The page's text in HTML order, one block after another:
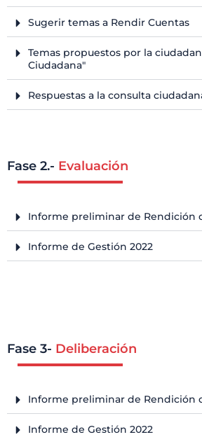
Sugerir temas a Rendir Cuentas
Temas propuestos por la
Ciudadana"
Respuestas a la consulta
Fase 2.- Evaluación
Informe preliminar de Rendición
Informe de Gestión 2022
Fase 3- Deliberación
Informe preliminar de Rendición
Informe de Gestión 2022